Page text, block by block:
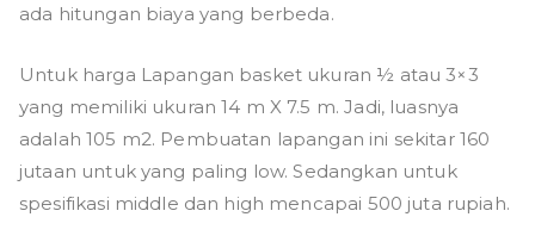
ada hitungan biaya yang berbeda.
Untuk harga Lapangan basket ukuran ½ atau 3×3
yang memiliki ukuran 14 m X 7.5 m. Jadi, luasnya
adalah 105 m2. Pembuatan lapangan ini sekitar 160
jutaan untuk yang paling low. Sedangkan untuk
spesifikasi middle dan high mencapai 500 juta rupiah.